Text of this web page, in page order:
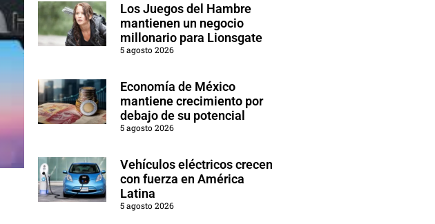
Los Juegos del Hambre
mantienen un negocio
millonario para Lionsgate
5 agosto 2026
Economía de México
mantiene crecimiento por
debajo de su potencial
5 agosto 2026
Vehículos eléctricos crecen
con fuerza en América
Latina
5 agosto 2026